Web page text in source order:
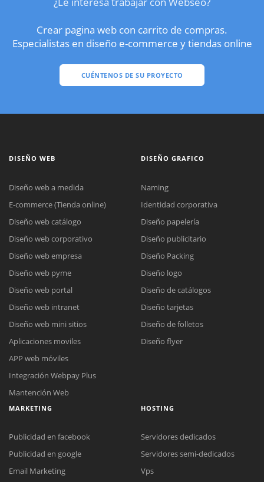
Crear pagina web con carrito de compras.
Especialistas en diseño e-commerce y tiendas online
CUÉNTENOS DE SU PROYECTO
DISEÑO WEB
Diseño web a medida
E-commerce (Tienda online)
Diseño web catálogo
Diseño web corporativo
Diseño web empresa
Diseño web pyme
Diseño web portal
Diseño web intranet
Diseño web mini sitios
Aplicaciones moviles
APP web móviles
Integración Webpay Plus
Mantención Web
DISEÑO GRAFICO
Naming
Identidad corporativa
Diseño papelería
Diseño publicitario
Diseño Packing
Diseño logo
Diseño de catálogos
Diseño tarjetas
Diseño de folletos
Diseño flyer
MARKETING
Publicidad en facebook
Publicidad en google
Email Marketing
HOSTING
Servidores dedicados
Servidores semi-dedicados
Vps